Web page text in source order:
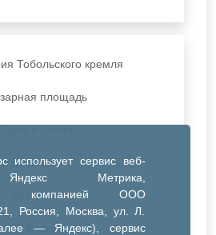
использует сервис веб-
Метрика,
компанией ООО
Россия, Москва, ул. Л.
— Яндекс), сервис
Тобольского кремля
площадь
ДК Синтез
ДК Речник
ДК Водник